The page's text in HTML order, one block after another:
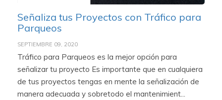
Señaliza tus Proyectos con Tráfico para
Parqueos
SEPTIEMBRE 09, 2020
Tráfico para Parqueos es la mejor opción para
señalizar tu proyecto Es importante que en cualquiera
de tus proyectos tengas en mente la señalización de
manera adecuada y sobretodo el mantenimient...